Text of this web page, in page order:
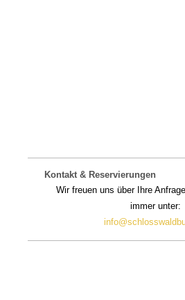
Kontakt & Reservierungen
Wir freuen uns über Ihre
immer unter: